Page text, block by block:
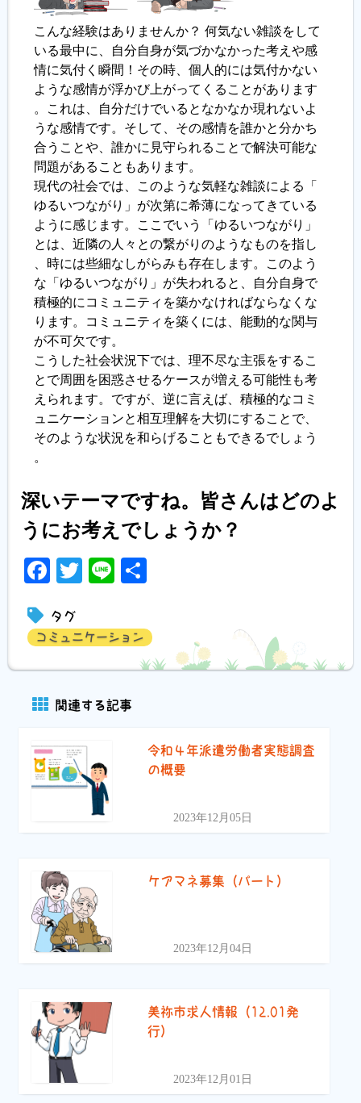
こんな経験はありませんか？ 何気ない雑談をして
いる最中に、自分自身が気づかなかった考えや感
情に気付く瞬間！その時、個人的には気付かない
ような感情が浮かび上がってくることがあります
。これは、自分だけでいるとなかなか現れないよ
うな感情です。そして、その感情を誰かと分かち
合うことや、誰かに見守られることで解決可能な
問題があることもあります。
現代の社会では、このような気軽な雑談による「
ゆるいつながり」が次第に希薄になってきている
ように感じます。ここでいう「ゆるいつながり」
とは、近隣の人々との繋がりのようなものを指し
、時には些細なしがらみも存在します。このよう
な「ゆるいつながり」が失われると、自分自身で
積極的にコミュニティを築かなければならなくな
ります。コミュニティを築くには、能動的な関与
が不可欠です。
こうした社会状況下では、理不尽な主張をするこ
とで周囲を困惑させるケースが増える可能性も考
えられます。ですが、逆に言えば、積極的なコミ
ュニケーションと相互理解を大切にすることで、
そのような状況を和らげることもできるでしょう
。
深いテーマですね。皆さんはどのよ
うにお考えでしょうか？
Facebook
Twitter
Line
タグ
コミュニケーション
関連する記事
令和４年派遣労働者実態調査
の概要
2023年12月05日
ケアマネ募集（パート）
2023年12月04日
美祢市求人情報（12.01発
行）
2023年12月01日